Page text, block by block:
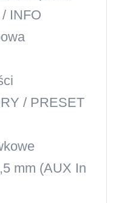
INFO
/ PRESET
mm (AUX In